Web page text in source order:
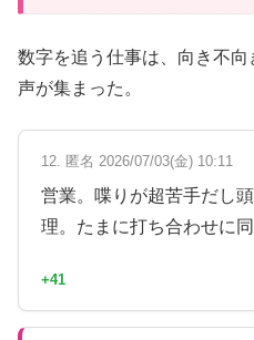
数字を追う仕事は、向き不
声が集まった。
12. 匿名 2026/07/03(金) 10:11
営業。喋りが超苦手だし
理。たまに打ち合わせに
+41